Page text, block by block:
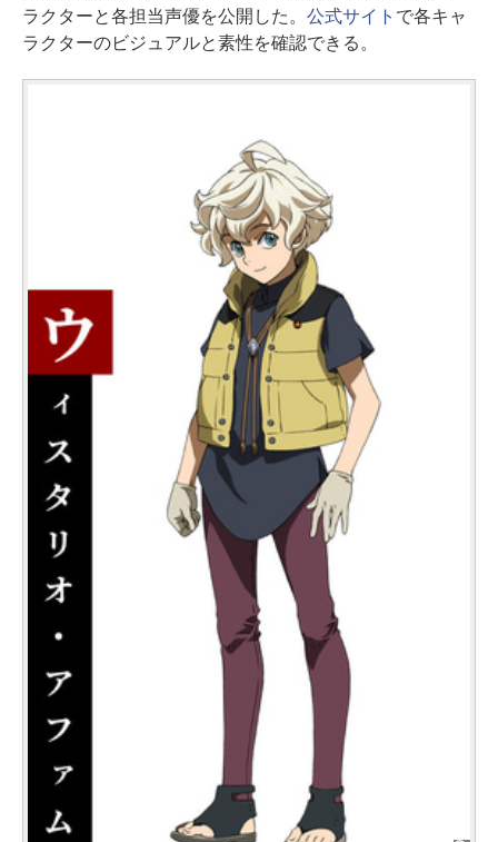
ラクターと各担当声優を公開した。 公式サイト で各キャ
ラクターのビジュアルと素性を確認できる。